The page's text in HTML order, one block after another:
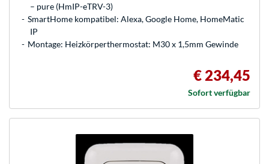
– pure (HmIP-eTRV-3)
SmartHome kompatibel: Alexa, Google Home, HomeMatic
IP
Montage: Heizkörperthermostat: M30 x 1,5mm Gewinde
€ 234,45
Sofort verfügbar